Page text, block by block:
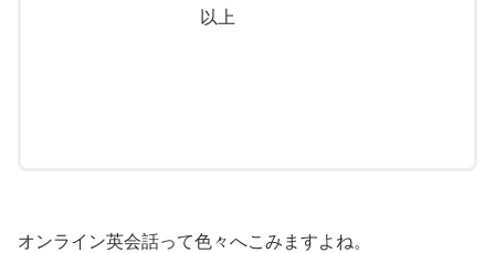
以上
オンライン英会話って色々へこみますよね。